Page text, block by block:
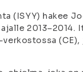
(ISYY) hakee
2013–2014.